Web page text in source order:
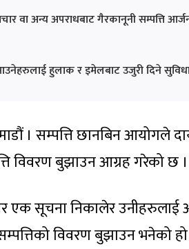
वा अन्य अपराधबाट गैरकानूनी सम्पत्ति
हुलाक र इमेलबाट उजुरी दिने
। सम्पत्ति छानबिन आयोगले
विवरण बुझाउन आग्रह गरेको छ ।
एक सूचना निकालेर उनीहरुलाई
विवरण बुझाउन भनेको हो